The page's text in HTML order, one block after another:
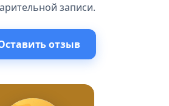
записи.
отзыв